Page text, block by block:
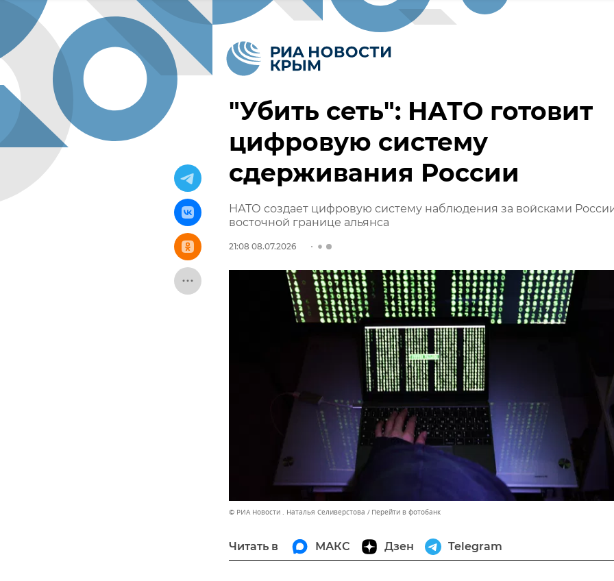
"Убить сеть": НАТО готовит
цифровую систему
сдерживания России
НАТО создает цифровую систему наблюдения за войсками
восточной границе альянса
21:08 08.07.2026
© РИА Новости . Наталья Селиверстова Перейти в фотобанк
Читать в МАКС Дзен Telegram